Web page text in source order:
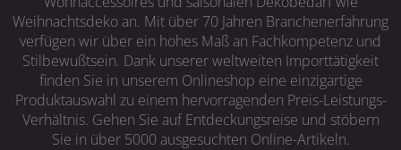
Weihnachtsdeko an. Mit über 70 Jahren Branchenerfahrung
verfügen wir über ein hohes Maß an Fachkompetenz und
Stilbewußtsein. Dank unserer weltweiten Importtätigkeit
finden Sie in unserem Onlineshop eine einzigartige
Produktauswahl zu einem hervorragenden Preis-Leistungs-
Verhältnis. Gehen Sie auf Entdeckungsreise und stöbern
Sie in über 5000 ausgesuchten Online-Artikeln.